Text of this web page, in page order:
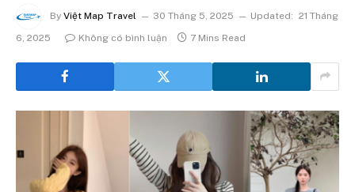
By Việt Map Travel 30 Tháng 5, 2025 Updated: 21 Tháng
6, 2025
Không có bình luận 7 Mins Read